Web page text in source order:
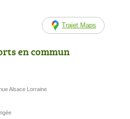
Trajet Maps
en commun
Alsace Lorraine